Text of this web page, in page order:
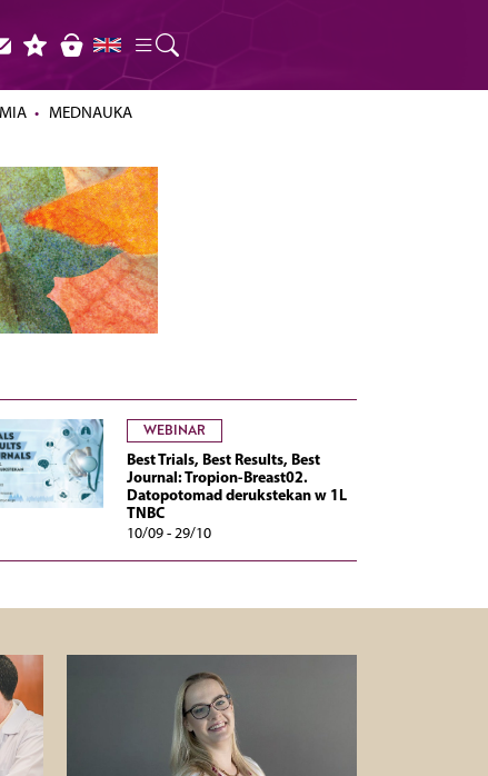
MEDNAUKA
WEBINAR
Best Trials, Best Results, Best
Journal: Tropion-Breast02.
Datopotomad derukstekan w 1L
TNBC
10/09 - 29/10